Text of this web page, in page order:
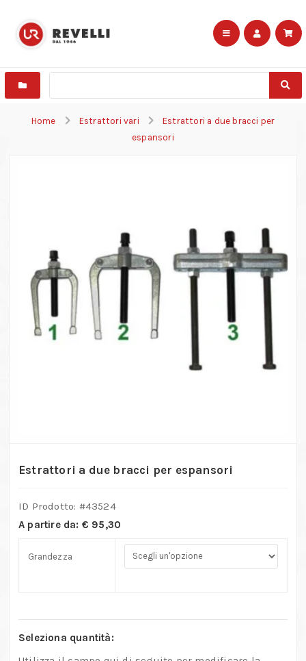
Home Estrattori vari
Estrattori a due bracci per
espansori
Estrattori a due bracci per espansori
ID Prodotto: #43524
A partire da: € 95,30
Grandezza
Seleziona quantità: